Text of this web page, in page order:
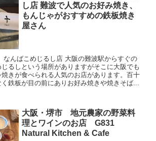
し店 難波で人気のお好み焼き、
もんじゃがおすすめの鉄板焼き
屋さん
なんばこめじるし店 大阪の難波駅からすぐの
るしという場所がありますがそこに大阪でも
きが食べられる人気のお店があります。百十
鉄板が目の前にありお好み焼きや焼きそば...
大阪・堺市 地元農家の野菜料
理とワインのお店 G831
Natural Kitchen & Cafe